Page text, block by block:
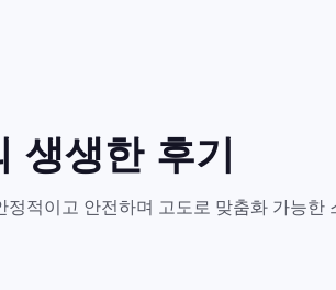
생생한 후기
적이고 안전하며 고도로 맞춤화 가능한